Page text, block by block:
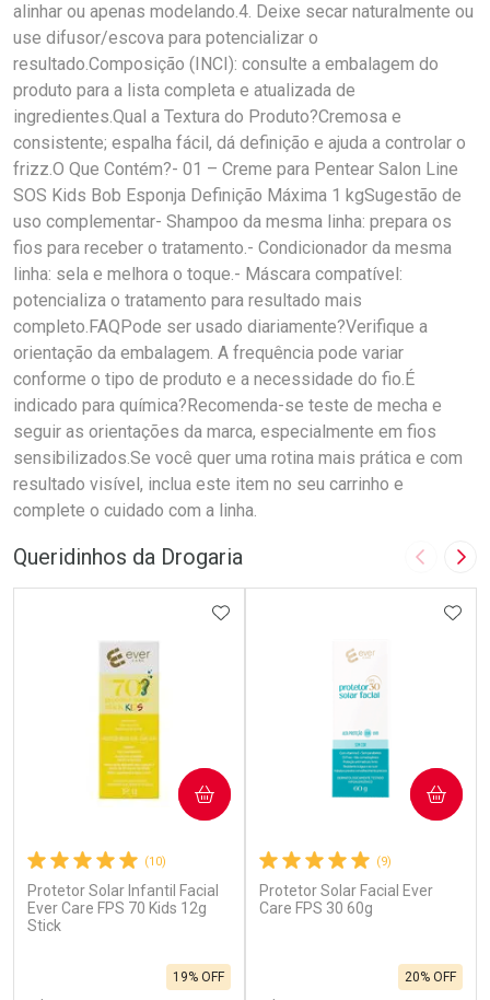
alinhar ou apenas modelando.4. Deixe secar naturalmente ou
use difusor/escova para potencializar o
resultado.Composição (INCI): consulte a embalagem do
produto para a lista completa e atualizada de
ingredientes.Qual a Textura do Produto?Cremosa e
consistente; espalha fácil, dá definição e ajuda a controlar o
frizz.O Que Contém?- 01 – Creme para Pentear Salon Line
SOS Kids Bob Esponja Definição Máxima 1 kgSugestão de
uso complementar- Shampoo da mesma linha: prepara os
fios para receber o tratamento.- Condicionador da mesma
linha: sela e melhora o toque.- Máscara compatível:
potencializa o tratamento para resultado mais
completo.FAQPode ser usado diariamente?Verifique a
orientação da embalagem. A frequência pode variar
conforme o tipo de produto e a necessidade do fio.É
indicado para química?Recomenda-se teste de mecha e
seguir as orientações da marca, especialmente em fios
sensibilizados.Se você quer uma rotina mais prática e com
resultado visível, inclua este item no seu carrinho e
complete o cuidado com a linha.
Queridinhos da Drogaria Imagem
(10)
Protetor Solar Infantil Facial
Ever Care FPS 70 Kids 12g
Stick
19% OFF
ADICIONAR AOS FAVORITOS
COMPRAR
(9)
Protetor Solar Facial Ever
Care FPS 30 60g
20% OFF
COMPRAR